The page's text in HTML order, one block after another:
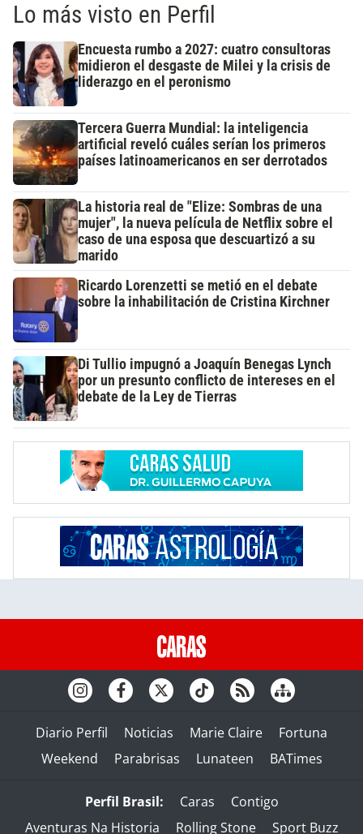
Lo más visto en Perfil
Encuesta rumbo a 2027: cuatro consultoras
midieron el desgaste de Milei y la crisis de
liderazgo en el peronismo
Tercera Guerra Mundial: la inteligencia
artificial reveló cuáles serían los primeros
países latinoamericanos en ser derrotados
La historia real de "Elize: Sombras de una
mujer", la nueva película de Netflix sobre el
caso de una esposa que descuartizó a su
marido
Ricardo Lorenzetti se metió en el debate
sobre la inhabilitación de Cristina Kirchner
Di Tullio impugnó a Joaquín Benegas Lynch
por un presunto conflicto de intereses en el
debate de la Ley de Tierras
Diario Perfil Noticias Marie Claire
Fortuna
Weekend
Parabrisas Lunateen BATimes
Perfil Brasil: Caras
Contigo
Aventuras Na Historia
Rolling Stone Sport Buzz